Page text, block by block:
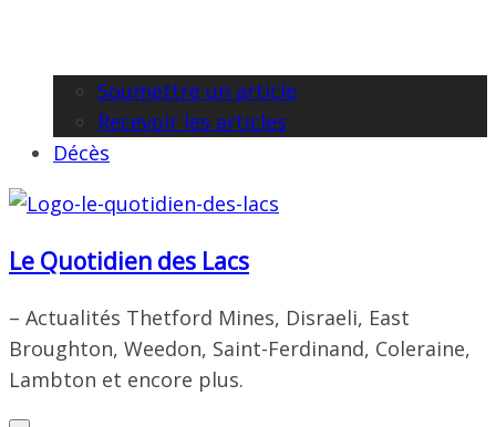
Soumettre un article
Recevoir les articles
Décès
Le Quotidien des Lacs
– Actualités Thetford Mines, Disraeli, East
Broughton, Weedon, Saint-Ferdinand, Coleraine,
Lambton et encore plus.